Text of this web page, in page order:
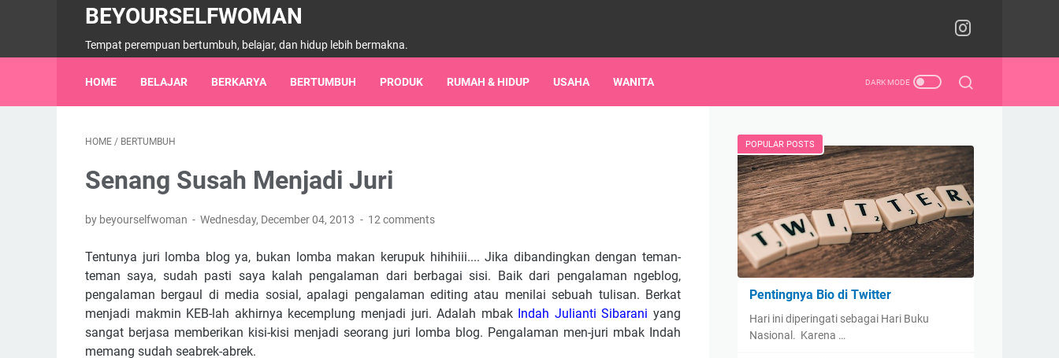
BEYOURSELFWOMAN
Tempat perempuan bertumbuh, belajar, dan hidup lebih bermakna.
HOME BELAJAR BERKARYA BERTUMBUH PRODUK RUMAH & HIDUP USAHA WANITA
HOME / BERTUMBUH
Senang Susah Menjadi Juri
by beyourselfwoman Wednesday, December 04, 2013 12 comments
Tentunya juri lomba blog ya, bukan lomba makan kerupuk hihihiii.... Jika dibandingkan dengan teman-
teman saya, sudah pasti saya kalah pengalaman dari berbagai sisi. Baik dari pengalaman ngeblog,
pengalaman bergaul di media sosial, apalagi pengalaman editing atau menilai sebuah tulisan. Berkat
menjadi makmin KEB-lah akhirnya kecemplung menjadi juri. Adalah mbak Indah Julianti Sibarani yang
sangat berjasa memberikan kisi-kisi menjadi seorang juri lomba blog. Pengalaman men-juri mbak Indah
memang sudah seabrek-abrek.
POPULAR POSTS
Pentingnya Bio di Twitter
Hari ini diperingati sebagai Hari Buku
Nasional. Karena …